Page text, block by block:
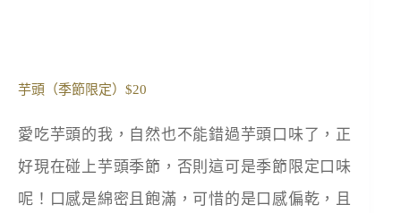
芋頭（季節限定）$20
愛吃芋頭的我，自然也不能錯過芋頭口味了，正
好現在碰上芋頭季節，否則這可是季節限定口味
呢！口感是綿密且飽滿，可惜的是口感偏乾，且